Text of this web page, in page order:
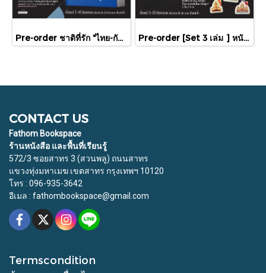
Pre-order ชาติที่รัก "ไทย-กัมพูชา" กับเส้นสมมติ / พวงทอง ภวัครพันธุ์ / มติชน Pre-order [Set 3 เล่ม ] หนังสือชุดความสัมพันธ์ "ไทย-กัมพูชา" / มติชน
CONTACT US
Fathom Bookspace
ร้านหนังสือ และพื้นที่เรียนรู้
572/3 ซอยสาทร 3 (สวนพลู) ถนนสาทร
แขวงทุ่งมหาเมฆ เขตสาทร กรุงเทพฯ 10120
โทร : 096-935-3642
อีเมล : fathombookspace@gmail.com
Termscondition